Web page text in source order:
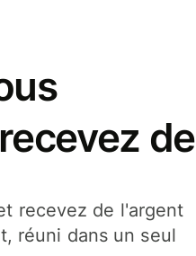
de
recevez de l'argent
réuni dans un seul